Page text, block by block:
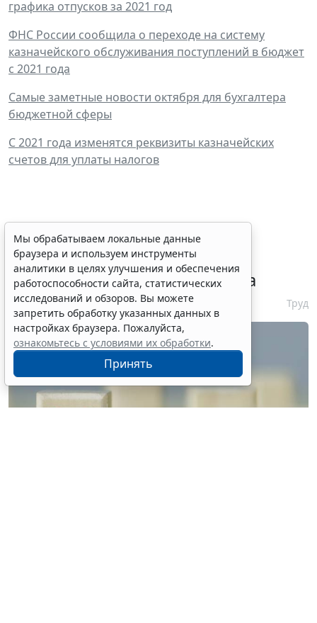
графика отпусков за 2021 год
ФНС России сообщила о переходе на систему
казначейского обслуживания поступлений в бюджет
с 2021 года
Самые заметные новости октября для бухгалтера
бюджетной сферы
С 2021 года изменятся реквизиты казначейских
счетов для уплаты налогов
Сервис автоматического
аннулирования патентов за
неуплату запустят с 10 августа
6 августа 2026 16:19 Труд
Мы обрабатываем локальные данные
браузера и используем инструменты
аналитики в целях улучшения и обеспечения
работоспособности сайта, статистических
исследований и обзоров. Вы можете
запретить обработку указанных данных в
настройках браузера. Пожалуйста,
ознакомьтесь с условиями их обработки.
Принять